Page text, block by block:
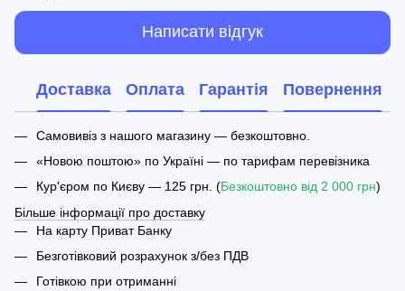
Написати відгук
Доставка Оплата Гарантія Повернення
Самовивіз з нашого магазину — безкоштовно.
«Новою поштою» по Україні — по тарифам перевізника
Кур'єром по Києву — 125 грн. (Безкоштовно від 2 000 грн)
Більше інформації про доставку
На карту Приват Банку
Безготівковий розрахунок з/без ПДВ
Готівкою при отриманні